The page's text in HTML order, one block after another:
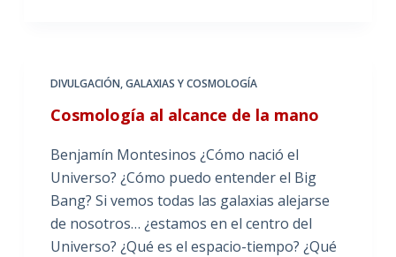
DIVULGACIÓN,GALAXIAS Y COSMOLOGÍA
Cosmología al alcance de la mano
Benjamín Montesinos ¿Cómo nació el
Universo? ¿Cómo puedo entender el Big
Bang? Si vemos todas las galaxias alejarse
de nosotros… ¿estamos en el centro del
Universo? ¿Qué es el espacio-tiempo? ¿Qué